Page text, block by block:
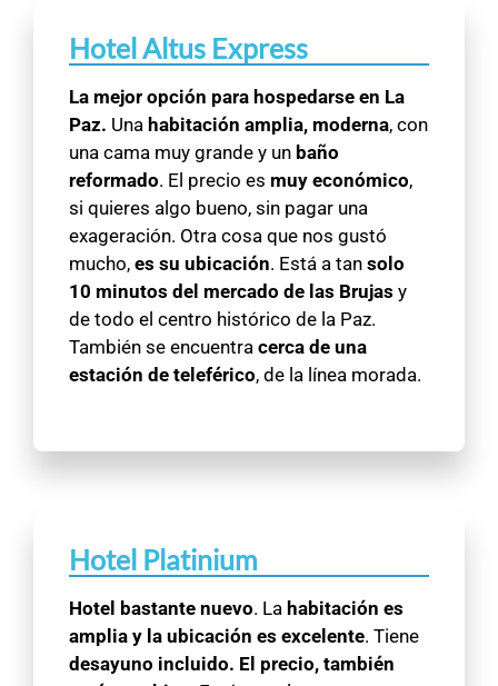
Hotel Altus Express
La mejor opción para hospedarse en La
Paz. Una habitación amplia, moderna, con
una cama muy grande y un baño
reformado. El precio es muy económico,
si quieres algo bueno, sin pagar una
exageración. Otra cosa que nos gustó
mucho, es su ubicación. Está a tan solo
10 minutos del mercado de las Brujas y
de todo el centro histórico de la Paz.
También se encuentra cerca de una
estación de teleférico, de la línea morada.
Hotel Platinium
Hotel bastante nuevo. La habitación es
amplia y la ubicación es excelente. Tiene
desayuno incluido. El precio, también